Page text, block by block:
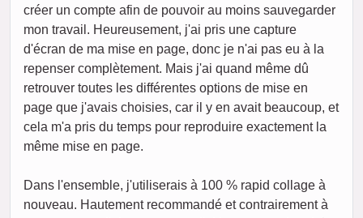
créer un compte afin de pouvoir au moins sauvegarder
mon travail. Heureusement, j'ai pris une capture
d'écran de ma mise en page, donc je n'ai pas eu à la
repenser complètement. Mais j'ai quand même dû
retrouver toutes les différentes options de mise en
page que j'avais choisies, car il y en avait beaucoup, et
cela m'a pris du temps pour reproduire exactement la
même mise en page.
Dans l'ensemble, j'utiliserais à 100 % rapid collage à
nouveau. Hautement recommandé et contrairement à